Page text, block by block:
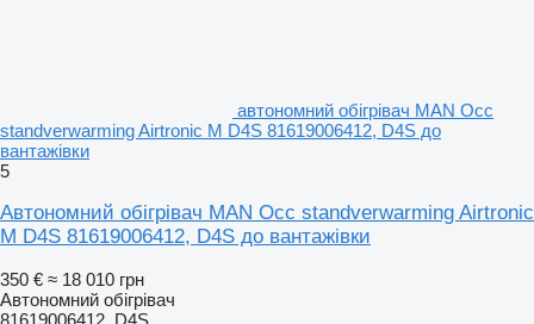
автономний обігрівач MAN Occ
standverwarming Airtronic M D4S 81619006412, D4S до
вантажівки
5
Автономний обігрівач MAN Occ standverwarming Airtronic
M D4S 81619006412, D4S до вантажівки
350 € ≈ 18 010 грн
Автономний обігрівач
81619006412, D4S